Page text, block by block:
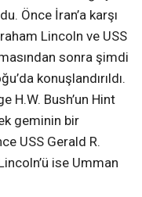
Önce İran’a karşı
Lincoln ve USS
sonra şimdi
konuşlandırıldı.
H.W. Bush’un Hint
geminin bir
USS Gerald R.
ise Umman